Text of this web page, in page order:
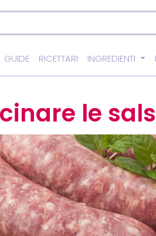
GUIDE RICETTARI INGREDIENTI
le